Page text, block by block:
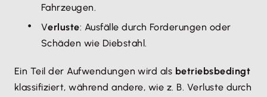
Fahrzeugen.
Verluste: Ausfälle durch Forderungen oder
Schäden wie Diebstahl.
Ein Teil der Aufwendungen wird als betriebsbedingt
klassifiziert, während andere, wie z. B. Verluste durch